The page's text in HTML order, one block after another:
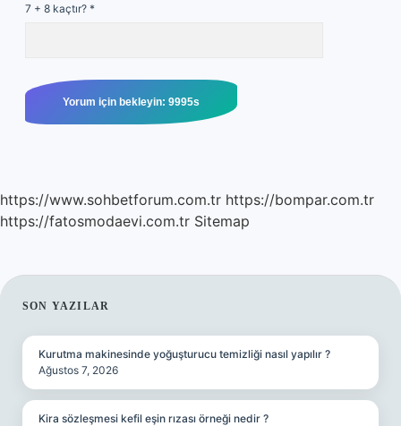
7 + 8 kaçtır? *
https://www.sohbetforum.com.tr https://bompar.com.tr
https://fatosmodaevi.com.tr Sitemap
SIDEBAR
SON YAZILAR
Kurutma makinesinde yoğuşturucu temizliği nasıl yapılır ?
Ağustos 7, 2026
Kira sözleşmesi kefil eşin rızası örneği nedir ?